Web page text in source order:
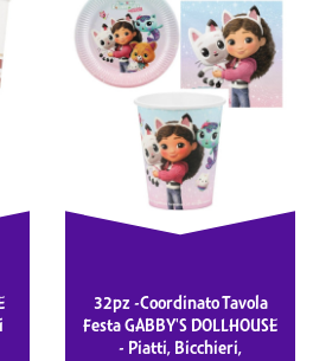
32pz -Coordinato Tavola
Festa GABBY'S DOLLHOUSE
- Piatti, Bicchieri,